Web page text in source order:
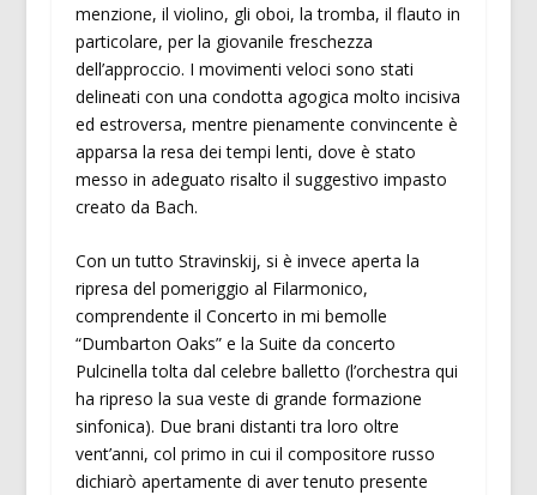
menzione, il violino, gli oboi, la tromba, il flauto in
particolare, per la giovanile freschezza
dell’approccio. I movimenti veloci sono stati
delineati con una condotta agogica molto incisiva
ed estroversa, mentre pienamente convincente è
apparsa la resa dei tempi lenti, dove è stato
messo in adeguato risalto il suggestivo impasto
creato da Bach.
Con un tutto Stravinskij, si è invece aperta la
ripresa del pomeriggio al Filarmonico,
comprendente il Concerto in mi bemolle
“Dumbarton Oaks” e la Suite da concerto
Pulcinella tolta dal celebre balletto (l’orchestra qui
ha ripreso la sua veste di grande formazione
sinfonica). Due brani distanti tra loro oltre
vent’anni, col primo in cui il compositore russo
dichiarò apertamente di aver tenuto presente